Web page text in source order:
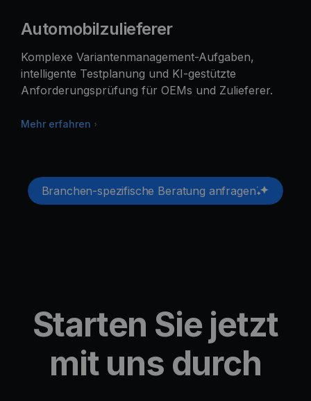
Automobilzulieferer
Komplexe Variantenmanagement-Aufgaben,
intelligente Testplanung und KI-gestützte
Anforderungsprüfung für OEMs und Zulieferer.
Mehr erfahren
Branchen-spezifische Beratung anfragen
Starten Sie jetzt
mit uns durch